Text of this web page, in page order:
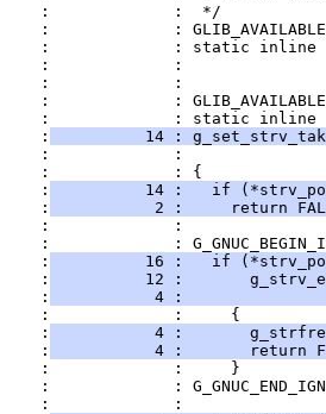
:             :  */
:             :
:             : static
:             :
:             :
:             :
:             : static inline
:
14 :
:             :
:             : {
:
14 :   if
:
2 :     return
:             :
:             :
:
16 :   if
:
12 :
:
4 :
:             :     {
:
4 :
:
4 :       return
:             :     }
:             :
:             :